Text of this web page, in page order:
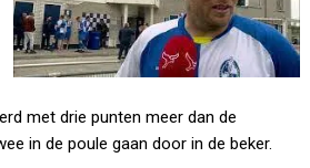
met drie punten meer dan de
in de poule gaan door in de beker.